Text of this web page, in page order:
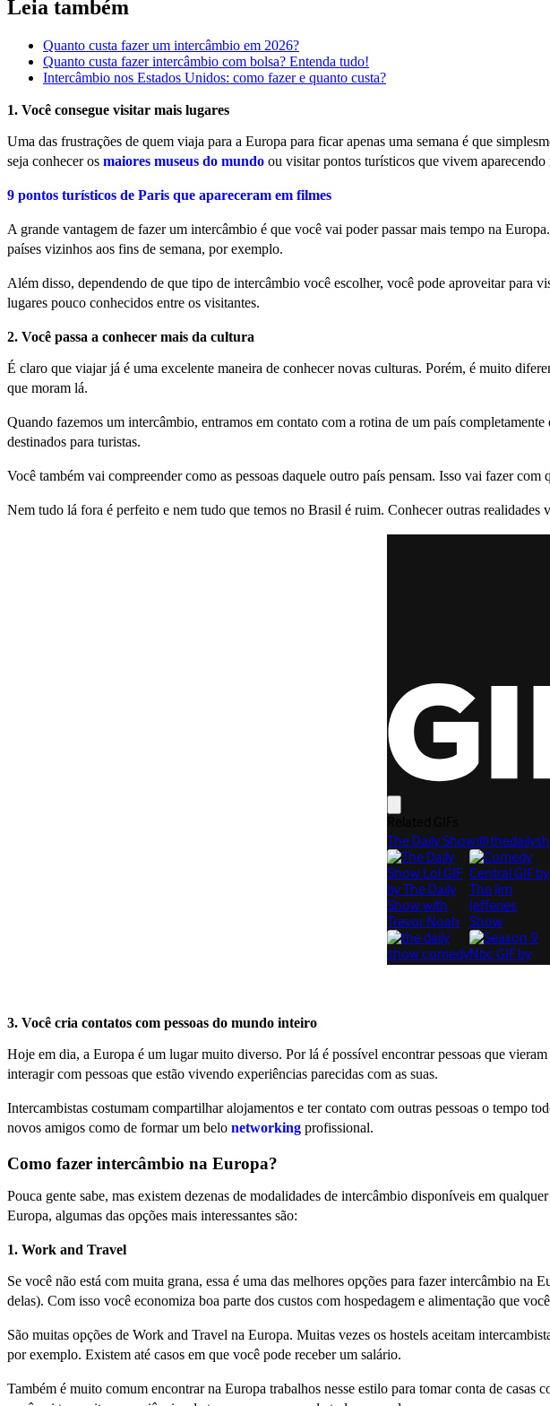
Leia também
Quanto custa fazer um intercâmbio em 2026?
Quanto custa fazer intercâmbio com bolsa? Entenda tudo!
Intercâmbio nos Estados Unidos: como fazer e quanto custa?
1. Você consegue visitar mais lugares
Uma das frustrações de quem viaja para a Europa para ficar apenas uma semana é que
seja conhecer os maiores museus do mundo ou visitar pontos turísticos que vivem aparecendo
9 pontos turísticos de Paris que apareceram em filmes
A grande vantagem de fazer um intercâmbio é que você vai poder passar mais tempo na
países vizinhos aos fins de semana, por exemplo.
Além disso, dependendo de que tipo de intercâmbio você escolher, você pode aproveitar para
lugares pouco conhecidos entre os visitantes.
2. Você passa a conhecer mais da cultura
É claro que viajar já é uma excelente maneira de conhecer novas culturas. Porém, é muito
que moram lá.
Quando fazemos um intercâmbio, entramos em contato com a rotina de um país
destinados para turistas.
Você também vai compreender como as pessoas daquele outro país pensam. Isso vai fazer
Nem tudo lá fora é perfeito e nem tudo que temos no Brasil é ruim. Conhecer outras
3. Você cria contatos com pessoas do mundo inteiro
Hoje em dia, a Europa é um lugar muito diverso. Por lá é possível encontrar pessoas que
interagir com pessoas que estão vivendo experiências parecidas com as suas.
Intercambistas costumam compartilhar alojamentos e ter contato com outras pessoas o tempo
novos amigos como de formar um belo networking profissional.
Como fazer intercâmbio na Europa?
Pouca gente sabe, mas existem dezenas de modalidades de intercâmbio disponíveis em
Europa, algumas das opções mais interessantes são:
1. Work and Travel
Se você não está com muita grana, essa é uma das melhores opções para fazer intercâmbio
delas). Com isso você economiza boa parte dos custos com hospedagem e alimentação que
São muitas opções de Work and Travel na Europa. Muitas vezes os hostels aceitam
por exemplo. Existem até casos em que você pode receber um salário.
Também é muito comum encontrar na Europa trabalhos nesse estilo para tomar conta de